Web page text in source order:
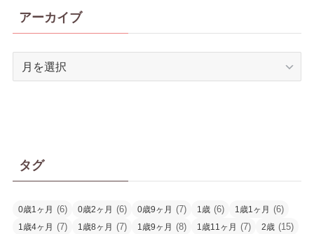
アーカイブ
タグ
0歳1ヶ月 (6) 0歳2ヶ月 (6) 0歳9ヶ月 (7) 1歳 (6) 1歳1ヶ月 (6)
1歳4ヶ月 (7) 1歳8ヶ月 (7) 1歳9ヶ月 (8) 1歳11ヶ月 (7) 2歳 (15)